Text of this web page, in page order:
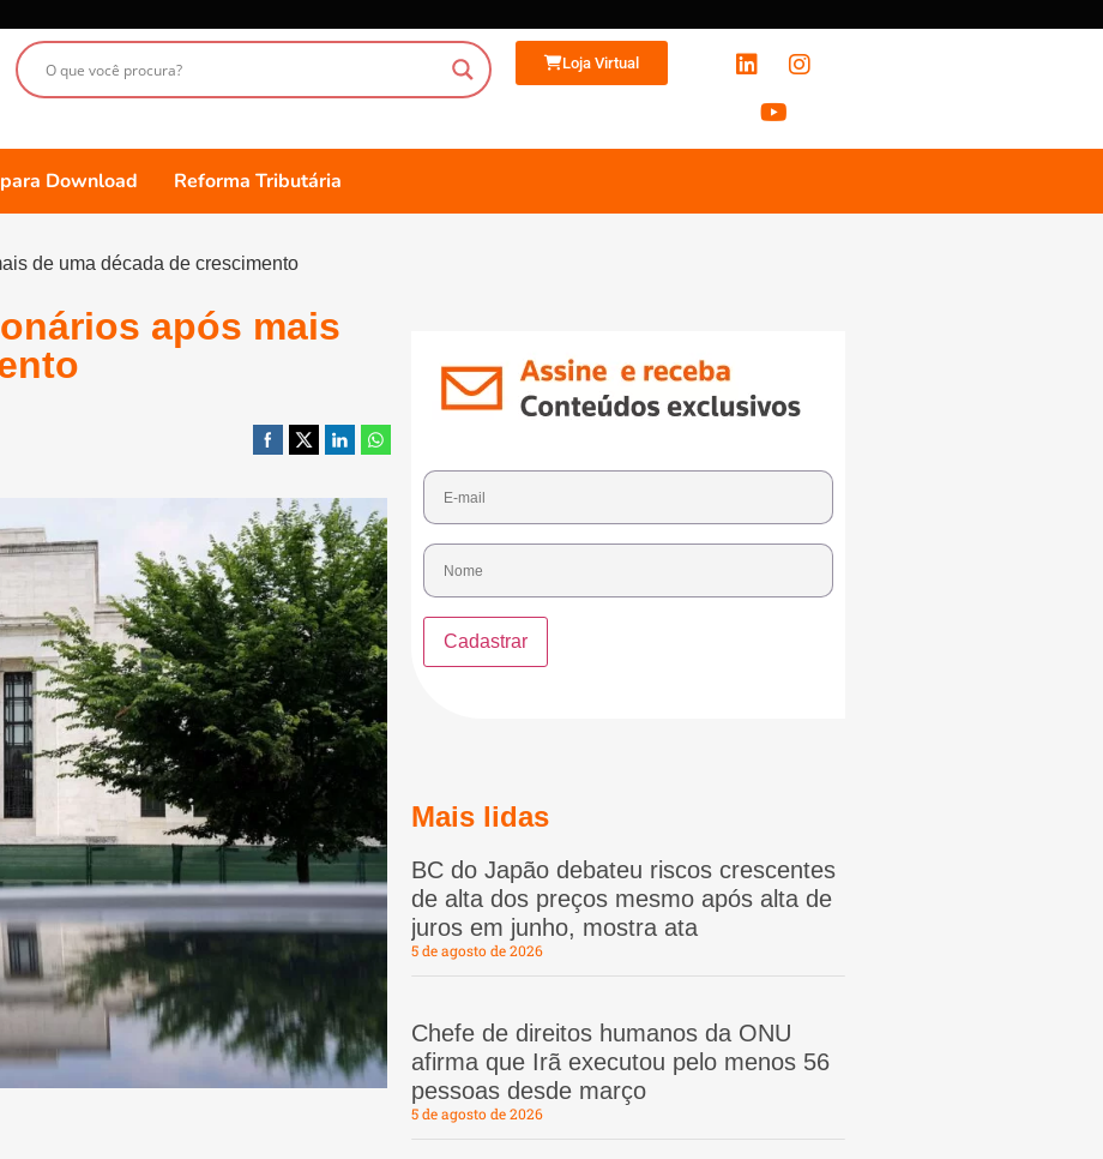
Loja Virtual
Download Reforma Tributária
de uma década de crescimento
após mais
Mais lidas
BC do Japão debateu riscos crescentes
de alta dos preços mesmo após alta de
juros em junho, mostra ata
5 de agosto de 2026
Chefe de direitos humanos da ONU
afirma que Irã executou pelo menos 56
pessoas desde março
5 de agosto de 2026